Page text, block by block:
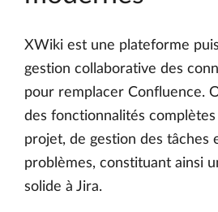
XWiki est une plateforme
gestion collaborative des
pour remplacer Confluence.
des fonctionnalités
projet, de gestion des tâches
problèmes, constituant ainsi
solide à Jira.